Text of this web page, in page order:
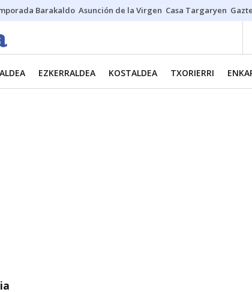
Barakaldo Asunción de la Virgen Casa Targaryen
EZKERRALDEA KOSTALDEA TXORIERRI